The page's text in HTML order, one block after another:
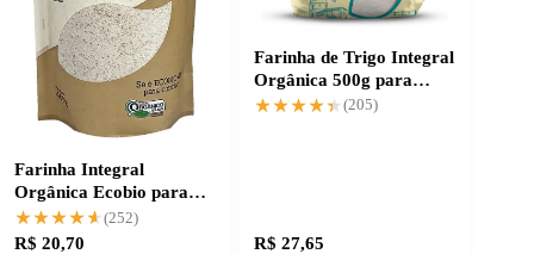
Farinha Integral
Orgânica Ecobio para
receitas mais saudáveis
★★★★★
★★★★★ (252)
R$ 20,70
Farinha de Trigo Integral
Orgânica 500g para
receitas saudáveis
★★★★★
★★★★★(205)
R$ 27,65